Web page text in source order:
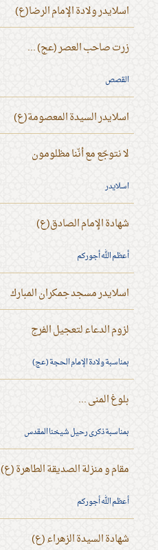
اسلايدر ولادة الإمام الرضا(ع)
زرت صاحب العصر (عج) ...
القصص
اسلايدر السيدة المعصومة(ع)
لا نتوجّع مع أنّنا مظلومون
اسلايدر
شهادة الإمام الصادق(ع)
أعظم الله أجوركم
اسلايدر مسجد جمكران المبارك
لزوم الدعاء لتعجيل الفرج
بمناسبة ولادة الإمام الحجة (عج)
بلوغ المنى ...
بمناسبة ذكرى رحيل شيخنا المقدس
مقام و منزلة الصديقة الطاهرة (ع)
أعظم الله أجوركم
شهادة السيدة الزهراء (ع)